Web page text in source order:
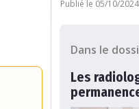
Publié le 05/10/2024
Dans le
Les